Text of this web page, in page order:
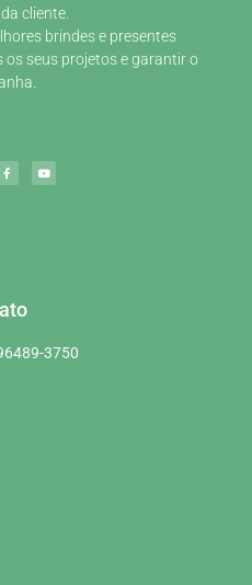
cliente.
brindes e presentes
seus projetos e garantir o
3750